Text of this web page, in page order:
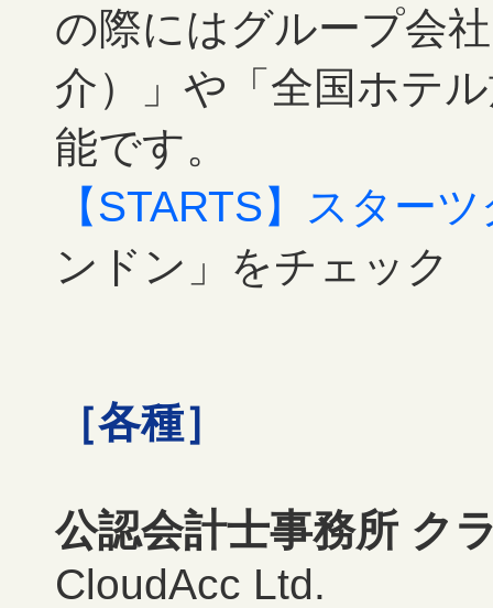
の際にはグループ会
介）」や「全国ホテ
能です。
【STARTS】スター
ンドン」をチェック
［各種］
公認会計士事務所 ク
CloudAcc Ltd.